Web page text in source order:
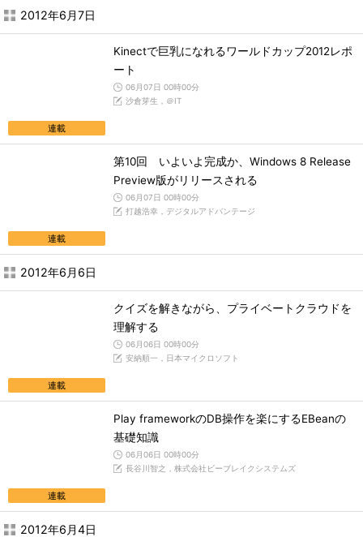
2012年6月7日
連載
Kinectで巨乳になれるワールドカップ2012レポ
ート
06月07日 00時00分
沙倉芽生，＠IT
連載
第10回 いよいよ完成か、Windows 8 Release
Preview版がリリースされる
06月07日 00時00分
打越浩幸，デジタルアドバンテージ
2012年6月6日
連載
クイズを解きながら、プライベートクラウドを
理解する
06月06日 00時00分
安納順一，日本マイクロソフト
連載
Play frameworkのDB操作を楽にするEBeanの
基礎知識
06月06日 00時00分
長谷川智之，株式会社ビーブレイクシステムズ
2012年6月4日